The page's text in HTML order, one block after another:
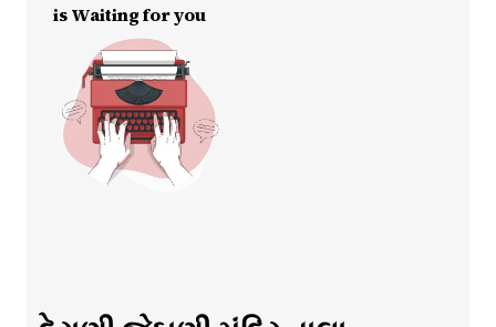
is Waiting for you